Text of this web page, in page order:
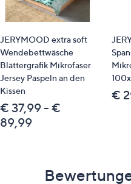
JERYMOOD extra soft
Wendebettwäsche
Blättergrafik Mikrofaser
Jersey Paspeln an den
Kissen
€ 37,99 - €
89,99
€